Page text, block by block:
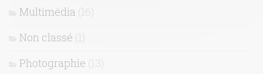
Multimédia (16)
Non classé (1)
Photographie (13)